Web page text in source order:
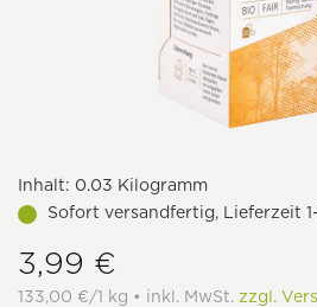
Inhalt: 0.03 Kilogramm
Sofort versandfertig, Lieferzeit
3,99 €
133,00 €/1 kg • inkl. MwSt. zzgl.